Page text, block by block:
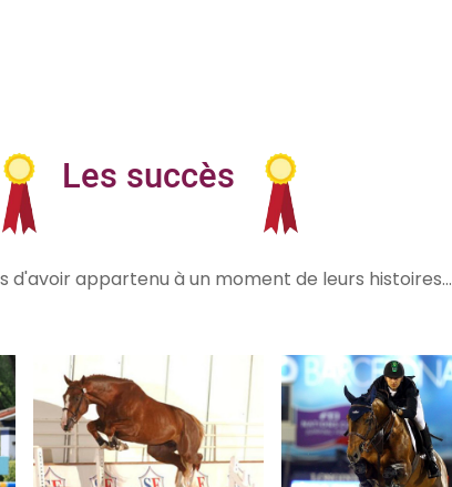
Les succès
d'avoir appartenu à un moment de leurs histoires...